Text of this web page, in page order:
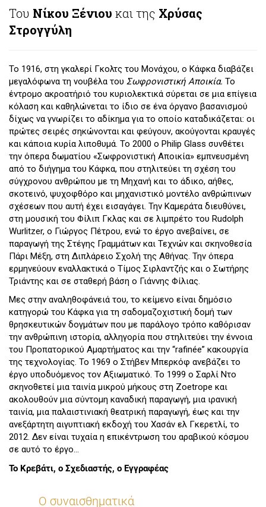
Του Νίκου Ξένιου και της Χρύσας
Στρογγύλη
Το 1916, στη γκαλερί Γκολτς του Μονάχου, ο Κάφκα διαβάζει
μεγαλόφωνα τη νουβέλα του Σωφρονιστική Αποικία. Το
έντρομο ακροατήριό του κυριολεκτικά σύρεται σε μια επίγεια
κόλαση και καθηλώνεται το ίδιο σε ένα όργανο βασανισμού
δίχως να γνωρίζει το αδίκημα για το οποίο καταδικάζεται: οι
πρώτες σειρές σηκώνονται και φεύγουν, ακούγονται κραυγές
και κάποια κυρία λιποθυμά. Το 2000 ο Philip Glass συνθέτει
την όπερα δωματίου «Σωφρονιστική Αποικία» εμπνευσμένη
από το διήγημα του Κάφκα, που στηλιτεύει τη σχέση του
σύγχρονου ανθρώπου με τη Μηχανή και το άδικο, αήθες,
σκοτεινό, ψυχοφθόρο και μηχανιστικό μοντέλο ανθρώπινων
σχέσεων που αυτή έχει εισαγάγει. Την Καμεράτα διευθύνει,
στη μουσική του Φίλιπ Γκλας και σε λιμπρέτο του Rudolph
Wurlitzer, ο Γιώργος Πέτρου, ενώ το έργο ανεβαίνει, σε
παραγωγή της Στέγης Γραμμάτων και Τεχνών και σκηνοθεσία
Πάρι Μέξη, στη Διπλάρειο Σχολή της Αθήνας. Την όπερα
ερμηνεύουν εναλλακτικά ο Τίμος Σιρλαντζής και ο Σωτήρης
Τριάντης και σε σταθερή βάση ο Γιάννης Φίλιας.
Μες στην αναληθοφάνειά του, το κείμενο είναι δημόσιο
κατηγορώ του Κάφκα για τη σαδομαζοχιστική δομή των
θρησκευτικών δογμάτων που με παράλογο τρόπο καθόρισαν
την ανθρώπινη ιστορία, αλληγορία που στηλιτεύει την έννοια
του Προπατορικού Αμαρτήματος και την “rafinée” κακουργία
της τεχνολογίας. Το 1969 ο Στήβεν Μπερκόφ ανεβάζει το
έργο υποδυόμενος τον Αξιωματικό. Το 1999 ο Σαρλί Ντο
σκηνοθετεί μια ταινία μικρού μήκους στη Zoetrope και
ακολουθούν μια σύντομη καναδική παραγωγή, μια ιρανική
ταινία, μια παλαιστινιακή θεατρική παραγωγή, έως και την
ανεξάρτητη αιγυπτιακή εκδοχή του Χασάν ελ Γκερετλί, το
2012. Δεν είναι τυχαία η επικέντρωση του αραβικού κόσμου
σε αυτό το έργο…
Το Κρεβάτι, ο Σχεδιαστής, ο Εγγραφέας
Ο συναισθηματικά